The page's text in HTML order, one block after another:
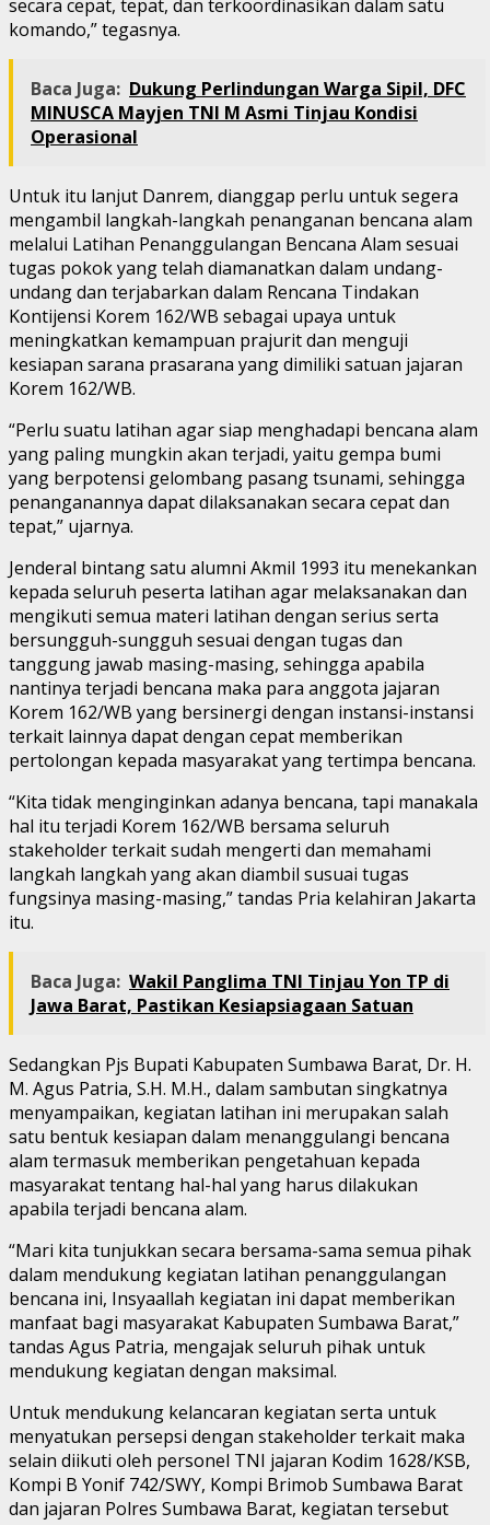
secara cepat, tepat, dan terkoordinasikan dalam satu
komando,” tegasnya.
Baca Juga: Dukung Perlindungan Warga Sipil, DFC
MINUSCA Mayjen TNI M Asmi Tinjau Kondisi
Operasional
Untuk itu lanjut Danrem, dianggap perlu untuk segera
mengambil langkah-langkah penanganan bencana alam
melalui Latihan Penanggulangan Bencana Alam sesuai
tugas pokok yang telah diamanatkan dalam undang-
undang dan terjabarkan dalam Rencana Tindakan
Kontijensi Korem 162/WB sebagai upaya untuk
meningkatkan kemampuan prajurit dan menguji
kesiapan sarana prasarana yang dimiliki satuan jajaran
Korem 162/WB.
“Perlu suatu latihan agar siap menghadapi bencana alam
yang paling mungkin akan terjadi, yaitu gempa bumi
yang berpotensi gelombang pasang tsunami, sehingga
penanganannya dapat dilaksanakan secara cepat dan
tepat,” ujarnya.
Jenderal bintang satu alumni Akmil 1993 itu menekankan
kepada seluruh peserta latihan agar melaksanakan dan
mengikuti semua materi latihan dengan serius serta
bersungguh-sungguh sesuai dengan tugas dan
tanggung jawab masing-masing, sehingga apabila
nantinya terjadi bencana maka para anggota jajaran
Korem 162/WB yang bersinergi dengan instansi-instansi
terkait lainnya dapat dengan cepat memberikan
pertolongan kepada masyarakat yang tertimpa bencana.
“Kita tidak menginginkan adanya bencana, tapi manakala
hal itu terjadi Korem 162/WB bersama seluruh
stakeholder terkait sudah mengerti dan memahami
langkah langkah yang akan diambil susuai tugas
fungsinya masing-masing,” tandas Pria kelahiran Jakarta
itu.
Baca Juga: Wakil Panglima TNI Tinjau Yon TP di
Jawa Barat, Pastikan Kesiapsiagaan Satuan
Sedangkan Pjs Bupati Kabupaten Sumbawa Barat, Dr. H.
M. Agus Patria, S.H. M.H., dalam sambutan singkatnya
menyampaikan, kegiatan latihan ini merupakan salah
satu bentuk kesiapan dalam menanggulangi bencana
alam termasuk memberikan pengetahuan kepada
masyarakat tentang hal-hal yang harus dilakukan
apabila terjadi bencana alam.
“Mari kita tunjukkan secara bersama-sama semua pihak
dalam mendukung kegiatan latihan penanggulangan
bencana ini, Insyaallah kegiatan ini dapat memberikan
manfaat bagi masyarakat Kabupaten Sumbawa Barat,”
tandas Agus Patria, mengajak seluruh pihak untuk
mendukung kegiatan dengan maksimal.
Untuk mendukung kelancaran kegiatan serta untuk
menyatukan persepsi dengan stakeholder terkait maka
selain diikuti oleh personel TNI jajaran Kodim 1628/KSB,
Kompi B Yonif 742/SWY, Kompi Brimob Sumbawa Barat
dan jajaran Polres Sumbawa Barat, kegiatan tersebut